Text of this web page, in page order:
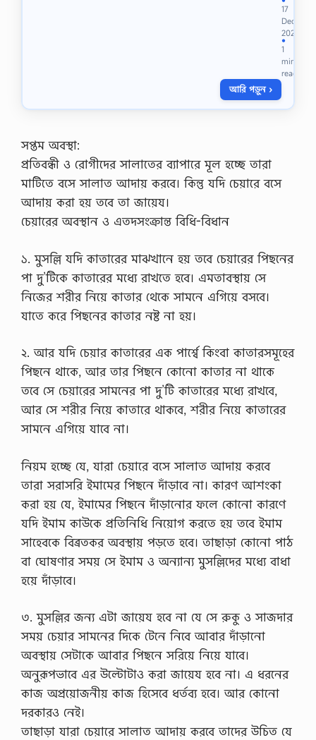
র
দি
নে
ও
রা
তে
বে
ঠ
ল
র
বৃ
দি
বা
গ
ত
…
17
Dec
2021
●
1
min
read
আরি পড়ুন ›
সপ্তম অবস্থা:
প্রতিবন্ধী ও রোগীদের সালাতের ব্যাপারে মূল হচ্ছে তারা
মাটিতে বসে সালাত আদায় করবে। কিন্তু যদি চেয়ারে বসে
আদায় করা হয় তবে তা জায়েয।
চেয়ারের অবস্থান ও এতদসংক্রান্ত বিধি-বিধান
১. মুসল্লি যদি কাতারের মাঝখানে হয় তবে চেয়ারের পিছনের
পা দু’টিকে কাতারের মধ্যে রাখতে হবে। এমতাবস্থায় সে
নিজের শরীর নিয়ে কাতার থেকে সামনে এগিয়ে বসবে।
যাতে করে পিছনের কাতার নষ্ট না হয়।
২. আর যদি চেয়ার কাতারের এক পার্শ্বে কিংবা কাতারসমূহের
পিছনে থাকে, আর তার পিছনে কোনো কাতার না থাকে
তবে সে চেয়ারের সামনের পা দু’টি কাতারের মধ্যে রাখবে,
আর সে শরীর নিয়ে কাতারে থাকবে, শরীর নিয়ে কাতারের
সামনে এগিয়ে যাবে না।
নিয়ম হচ্ছে যে, যারা চেয়ারে বসে সালাত আদায় করবে
তারা সরাসরি ইমামের পিছনে দাঁড়াবে না। কারণ আশংকা
করা হয় যে, ইমামের পিছনে দাঁড়ানোর ফলে কোনো কারণে
যদি ইমাম কাউকে প্রতিনিধি নিয়োগ করতে হয় তবে ইমাম
সাহেবকে বিব্রতকর অবস্থায় পড়তে হবে। তাছাড়া কোনো পাঠ
বা ঘোষণার সময় সে ইমাম ও অন্যান্য মুসল্লিদের মধ্যে বাধা
হয়ে দাঁড়াবে।
৩. মুসল্লির জন্য এটা জায়েয হবে না যে সে রুকু ও সাজদার
সময় চেয়ার সামনের দিকে টেনে নিবে আবার দাঁড়ানো
অবস্থায় সেটাকে আবার পিছনে সরিয়ে নিয়ে যাবে।
অনুরূপভাবে এর উল্টোটাও করা জায়েয হবে না। এ ধরনের
কাজ অপ্রয়োজনীয় কাজ হিসেবে ধর্তব্য হবে। আর কোনো
দরকারও নেই।
তাছাড়া যারা চেয়ারে সালাত আদায় করবে তাদের উচিত যে